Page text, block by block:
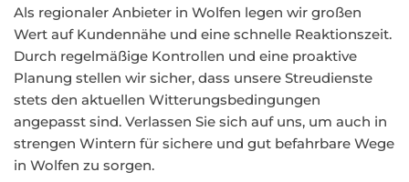
Als regionaler Anbieter in Wolfen legen wir großen
Wert auf Kundennähe und eine schnelle Reaktionszeit.
Durch regelmäßige Kontrollen und eine proaktive
Planung stellen wir sicher, dass unsere Streudienste
stets den aktuellen Witterungsbedingungen
angepasst sind. Verlassen Sie sich auf uns, um auch in
strengen Wintern für sichere und gut befahrbare Wege
in Wolfen zu sorgen.